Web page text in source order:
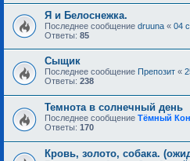
Я и Белоснежка.
Последнее сообщение druuna « 04
Ответы: 85
Сыщик
Последнее сообщение Препозит «
Ответы: 238
Темнота в солнечный день
Последнее сообщение Тёмный
Ответы: 170
Кровь, золото, собака.